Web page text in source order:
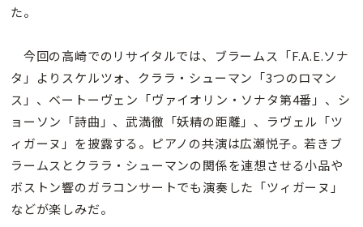
た。
今回の高崎でのリサイタルでは、ブラームス「F.A.E.ソナ
タ」よりスケルツォ、クララ・シューマン「3つのロマン
ス」、ベートーヴェン「ヴァイオリン・ソナタ第4番」、シ
ョーソン「詩曲」、武満徹「妖精の距離」、ラヴェル「ツ
ィガーヌ」を披露する。ピアノの共演は広瀬悦子。若きブ
ラームスとクララ・シューマンの関係を連想させる小品や
ボストン響のガラコンサートでも演奏した「ツィガーヌ」
などが楽しみだ。